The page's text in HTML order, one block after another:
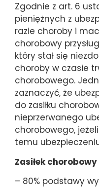
Zgodnie z art. 6
pieniężnych z
razie choroby i
chorobowy
który stał się
choroby w czasie
chorobowego.
zaznaczyć, że
do zasiłku
nieprzerwanego
chorobowego,
temu
Zasiłek
– 80% podstawy